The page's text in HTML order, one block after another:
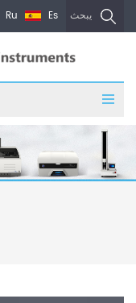
يبحث Ru Es